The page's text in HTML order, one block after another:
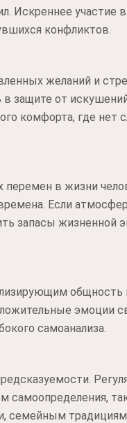
Искреннее участие
конфликтов.
желаний и
защите от
комфорта, где нет
в жизни
Если
запасы жизненной
общность
эмоции
самоанализа.
самоопределения,
семейным